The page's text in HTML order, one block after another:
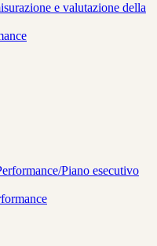
e valutazione della
Piano esecutivo